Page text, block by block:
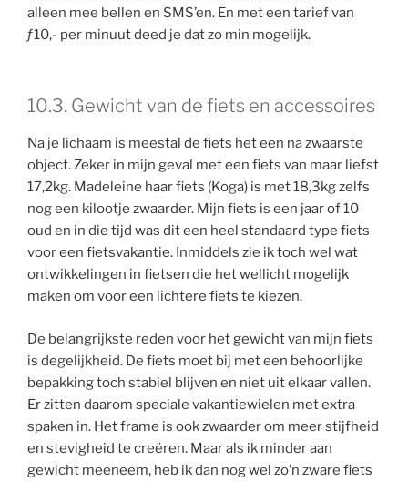
alleen mee bellen en SMS’en. En met een tarief van
ƒ10,- per minuut deed je dat zo min mogelijk.
10.3. Gewicht van de fiets en accessoires
Na je lichaam is meestal de fiets het een na zwaarste
object. Zeker in mijn geval met een fiets van maar liefst
17,2kg. Madeleine haar fiets (Koga) is met 18,3kg zelfs
nog een kilootje zwaarder. Mijn fiets is een jaar of 10
oud en in die tijd was dit een heel standaard type fiets
voor een fietsvakantie. Inmiddels zie ik toch wel wat
ontwikkelingen in fietsen die het wellicht mogelijk
maken om voor een lichtere fiets te kiezen.
De belangrijkste reden voor het gewicht van mijn fiets
is degelijkheid. De fiets moet bij met een behoorlijke
bepakking toch stabiel blijven en niet uit elkaar vallen.
Er zitten daarom speciale vakantiewielen met extra
spaken in. Het frame is ook zwaarder om meer stijfheid
en stevigheid te creëren. Maar als ik minder aan
gewicht meeneem, heb ik dan nog wel zo’n zware fiets